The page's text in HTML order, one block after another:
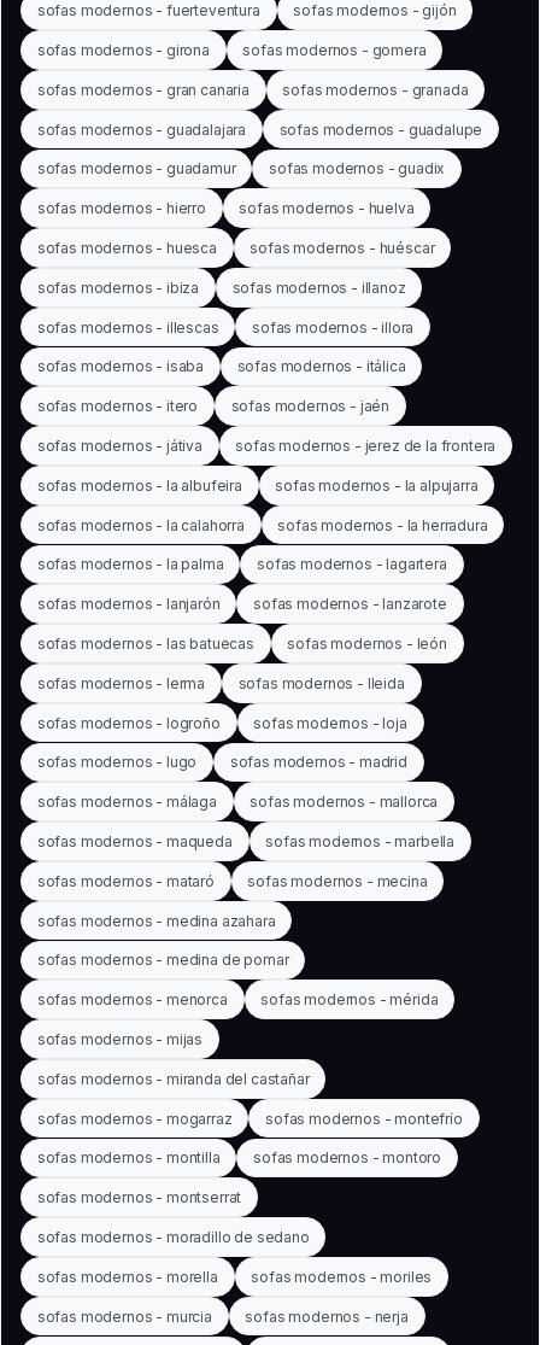
sofas modernos - fuerteventura sofas modernos - gijón
sofas modernos - girona sofas modernos - gomera
sofas modernos - gran canaria sofas modernos - granada
sofas modernos - guadalajara sofas modernos - guadalupe
sofas modernos - guadamur sofas modernos - guadix
sofas modernos - hierro sofas modernos - huelva
sofas modernos - huesca sofas modernos - huéscar
sofas modernos - ibiza sofas modernos - illanoz
sofas modernos - illescas sofas modernos - illora
sofas modernos - isaba sofas modernos - itálica
sofas modernos - itero sofas modernos - jaén
sofas modernos - játiva sofas modernos - jerez de la frontera
sofas modernos - la albufeira sofas modernos - la alpujarra
sofas modernos - la calahorra sofas modernos - la herradura
sofas modernos - la palma sofas modernos - lagartera
sofas modernos - lanjarón sofas modernos - lanzarote
sofas modernos - las batuecas sofas modernos - león
sofas modernos - lerma sofas modernos - lleida
sofas modernos - logroño sofas modernos - loja
sofas modernos - lugo sofas modernos - madrid
sofas modernos - málaga sofas modernos - mallorca
sofas modernos - maqueda sofas modernos - marbella
sofas modernos - mataró sofas modernos - mecina
sofas modernos - medina azahara
sofas modernos - medina de pomar
sofas modernos - menorca sofas modernos - mérida
sofas modernos - mijas
sofas modernos - miranda del castañar
sofas modernos - mogarraz sofas modernos - montefrío
sofas modernos - montilla sofas modernos - montoro
sofas modernos - montserrat
sofas modernos - moradillo de sedano
sofas modernos - morella sofas modernos - moriles
sofas modernos - murcia sofas modernos - nerja